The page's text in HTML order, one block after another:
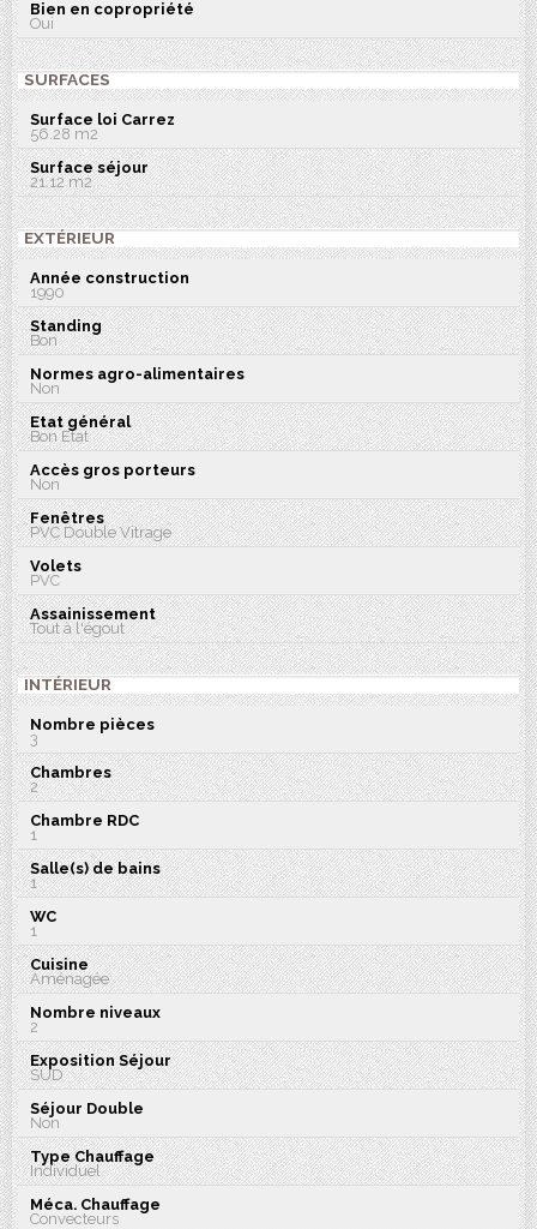
Bien en copropriété
Oui
SURFACES
Surface loi Carrez
56.28 m2
Surface séjour
21.12 m2
EXTÉRIEUR
Année construction
1990
Standing
Bon
Normes agro-alimentaires
Non
Etat général
Bon Etat
Accès gros porteurs
Non
Fenêtres
PVC Double Vitrage
Volets
PVC
Assainissement
Tout à l'égout
INTÉRIEUR
Nombre pièces
3
Chambres
2
Chambre RDC
1
Salle(s) de bains
1
WC
1
Cuisine
Aménagée
Nombre niveaux
2
Exposition Séjour
SUD
Séjour Double
Non
Type Chauffage
Individuel
Méca. Chauffage
Convecteurs